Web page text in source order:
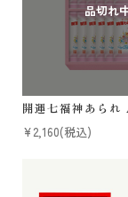
開運七福神あられ
¥2,160(税込)